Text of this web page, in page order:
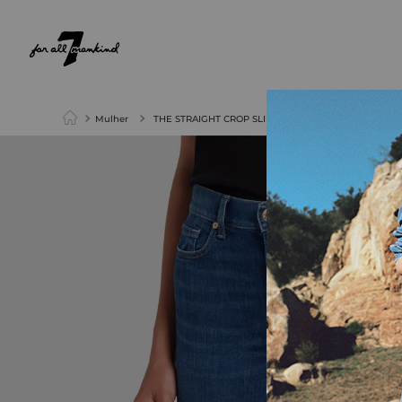
Mulher THE STRAIGHT CROP SLIM IL SATURDAY